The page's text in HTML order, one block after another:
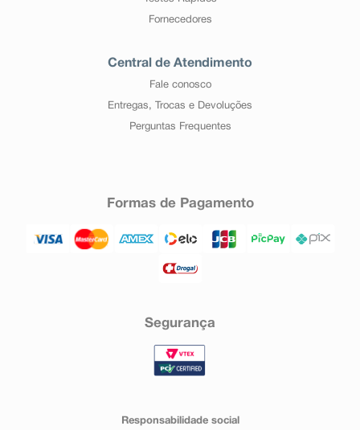
Fornecedores
Central de Atendimento
Fale conosco
Entregas, Trocas e Devoluções
Perguntas Frequentes
Formas de Pagamento
Segurança
Responsabilidade social